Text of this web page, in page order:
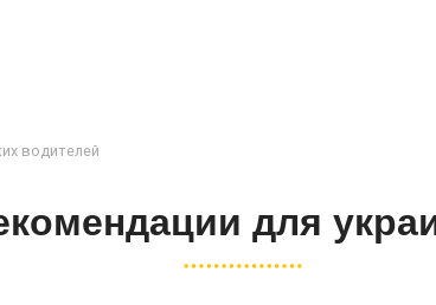
водителей
для